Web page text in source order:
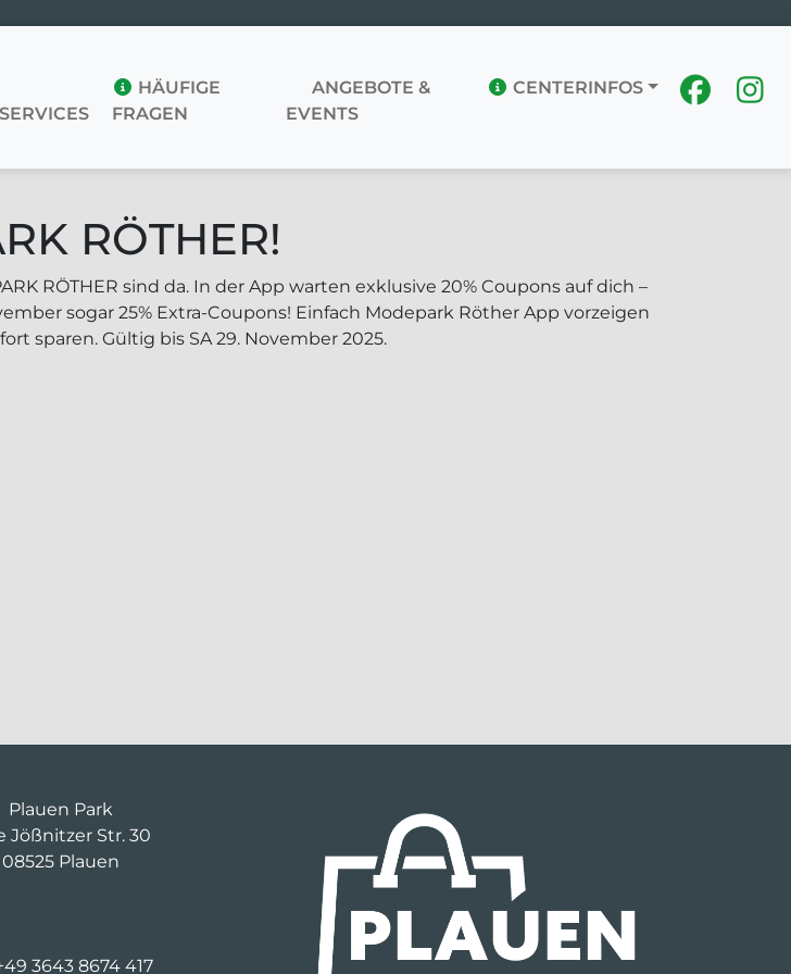
SERVICES
HÄUFIGE
FRAGEN
ANGEBOTE &
EVENTS
CENTERINFOS
RÖTHER!
RÖTHER sind da. In der App warten exklusive 20% Coupons auf dich –
sogar 25% Extra-Coupons! Einfach Modepark Röther App vorzeigen
sparen. Gültig bis SA 29. November 2025.
Plauen Park
Jößnitzer Str. 30
08525 Plauen
3643 8674 417